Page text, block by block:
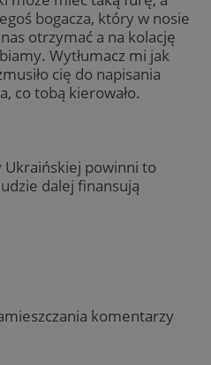
bogacza, który w nosie
otrzymać a na kolację
Wytłumacz mi jak
cię do napisania
co tobą kierowało.
Ukraińskiej powinni to
dalej finansują
komentarzy